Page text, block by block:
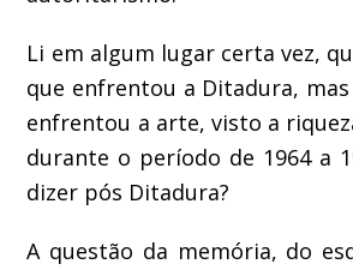
Li em algum lugar certa vez,
que enfrentou a Ditadura,
enfrentou a arte, visto a
durante o período de 1964 a
dizer pós Ditadura?
A questão da memória, do